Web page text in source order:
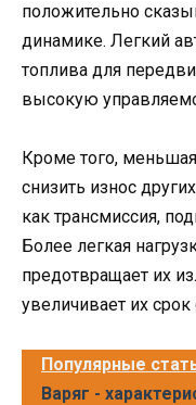
положительно
динамике. Легкий
топлива для
высокую
Кроме того,
снизить износ
как трансмиссия,
Более легкая
предотвращает их
увеличивает их
Популярные
Варяг -